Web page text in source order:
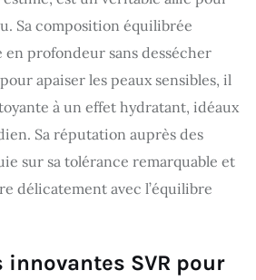
Sa composition équilibrée
profondeur sans dessécher
apaiser les peaux sensibles, il
à un effet hydratant, idéaux
Sa réputation auprès des
sur sa tolérance remarquable et
délicatement avec l’équilibre
innovantes SVR pour